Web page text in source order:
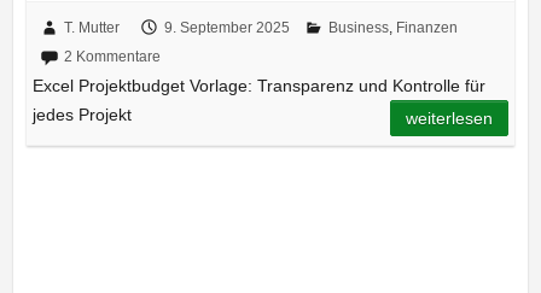
T. Mutter 9. September 2025 Business, Finanzen
2 Kommentare
Excel Projektbudget Vorlage: Transparenz und Kontrolle für
jedes Projekt
weiterlesen